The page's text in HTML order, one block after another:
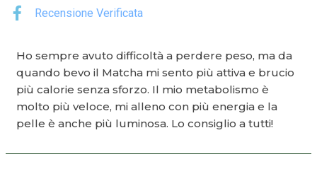
Recensione Verificata
Ho sempre avuto difficoltà a perdere peso, ma da
quando bevo il Matcha mi sento più attiva e brucio
più calorie senza sforzo. Il mio metabolismo è
molto più veloce, mi alleno con più energia e la
pelle è anche più luminosa. Lo consiglio a tutti!